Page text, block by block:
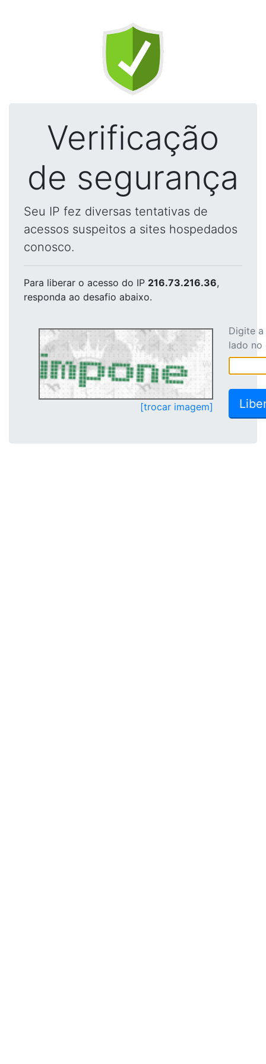
Verificação
de segurança
Seu IP fez diversas tentativas de
acessos suspeitos a sites hospedados
conosco.
Para liberar o acesso do IP 216.73.216.36,
responda ao desafio abaixo.
[trocar imagem]
Digite
lado no